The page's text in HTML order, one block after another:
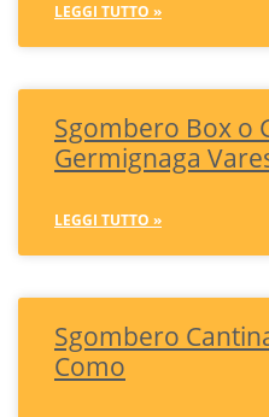
LEGGI TUTTO »
Sgombero Box o
Germignaga
LEGGI TUTTO »
Sgombero
Como